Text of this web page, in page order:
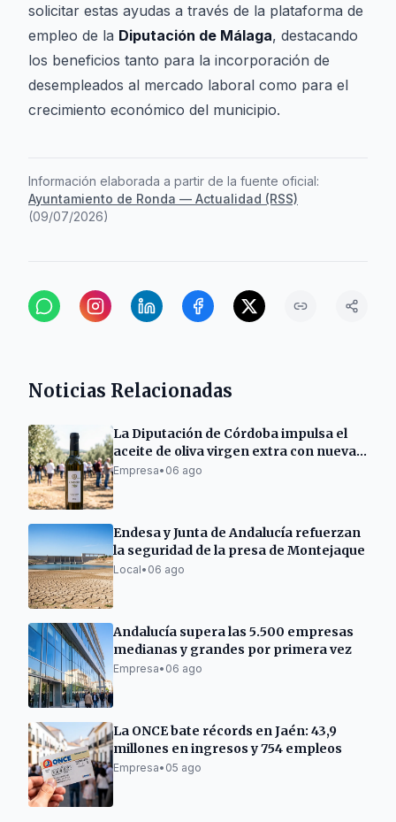
solicitar estas ayudas a través de la plataforma de
empleo de la Diputación de Málaga, destacando
los beneficios tanto para la incorporación de
desempleados al mercado laboral como para el
crecimiento económico del municipio.
Información elaborada a partir de la fuente oficial:
Ayuntamiento de Ronda — Actualidad (RSS)
(09/07/2026)
Noticias Relacionadas
La Diputación de Córdoba impulsa el
aceite de oliva virgen extra con nuevas
acciones
Empresa• 06 ago
Endesa y Junta de Andalucía refuerzan
la seguridad de la presa de Montejaque
Local• 06 ago
Andalucía supera las 5.500 empresas
medianas y grandes por primera vez
Empresa• 06 ago
La ONCE bate récords en Jaén: 43,9
millones en ingresos y 754 empleos
Empresa• 05 ago